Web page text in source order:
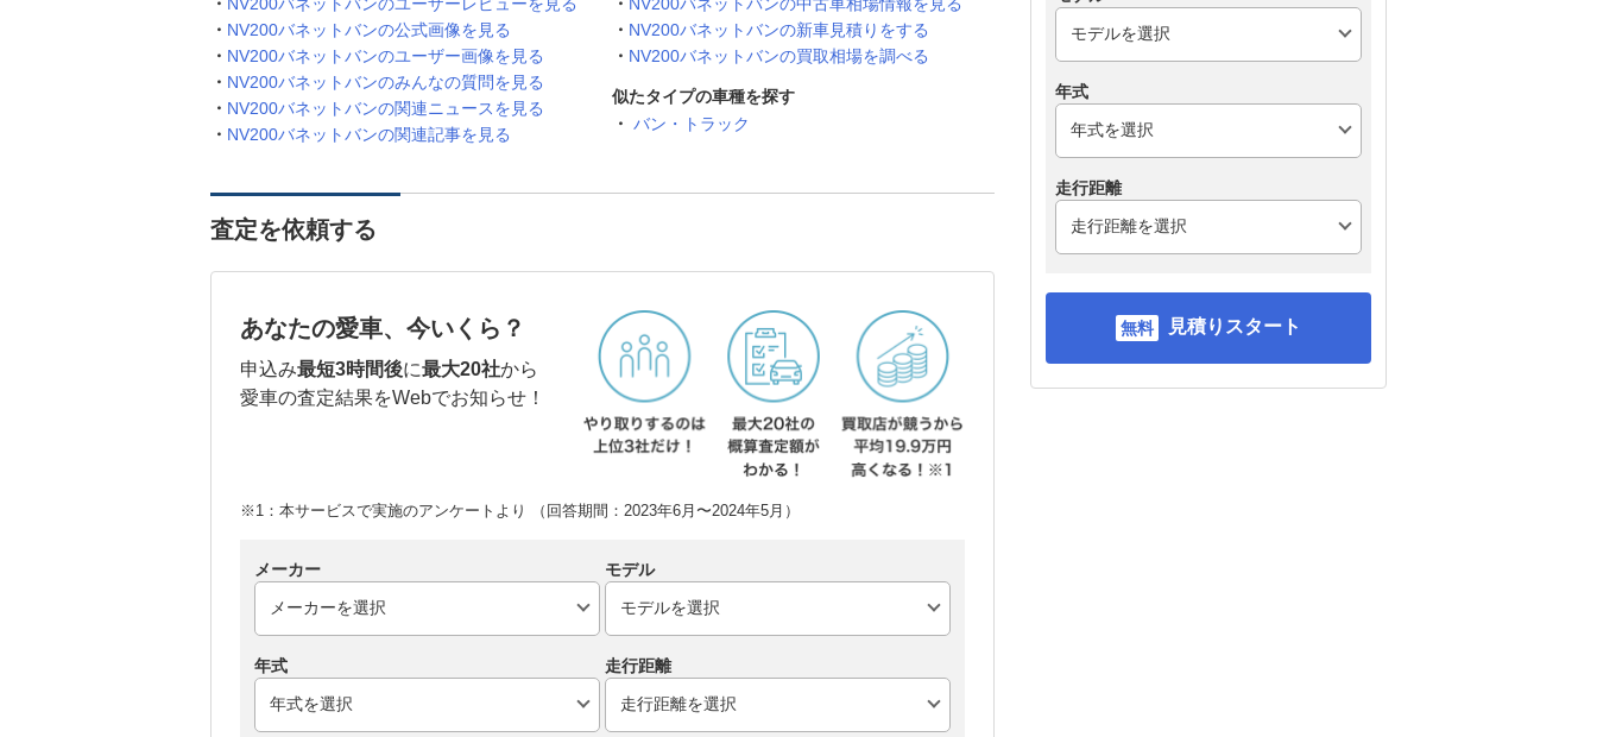
NV200バネットバンの公式画像を見る
NV200バネットバンのユーザー画像を見る
NV200バネットバンのみんなの質問を見る
NV200バネットバンの関連ニュースを見る
NV200バネットバンの関連記事を見る
NV200バネットバンの新車見積りをする
NV200バネットバンの買取相場を調べる
似たタイプの車種を探す
バン・トラック
査定を依頼する
あなたの愛車、今いくら？
申込み最短3時間後に最大20社から
愛車の査定結果をWebでお知らせ！
※1：本サービスで実施のアンケートより （回答期間：2023年6月〜2024年5月）
メーカー モデル
年式 走行距離
年式
走行距離
見積りスタート